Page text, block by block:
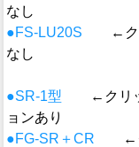
なし
●FS-LU20S
←
なし
●SR-1型
←ク
ョンあり
●FG-SR＋CR
←